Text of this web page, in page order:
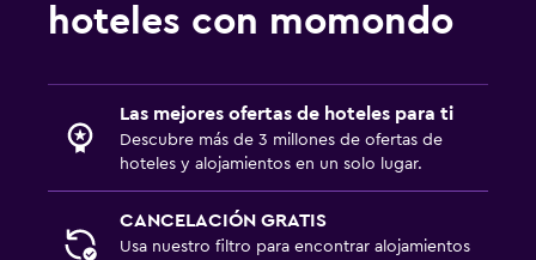
hoteles con momondo
Las mejores ofertas de hoteles para ti
Descubre más de 3 millones de ofertas de
hoteles y alojamientos en un solo lugar.
CANCELACIÓN GRATIS
Usa nuestro filtro para encontrar alojamientos